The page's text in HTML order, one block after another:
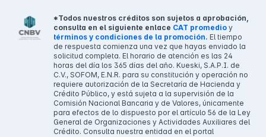
*Todos nuestros créditos son sujetos a aprobación,
consulta en el siguiente enlace CAT promedio y
términos y condiciones de la promoción. El tiempo
de respuesta comienza una vez que hayas enviado la
solicitud completa. El horario de atención es las 24
horas del día los 365 días del año. Kueski, S.A.P.I. de
C.V., SOFOM, E.N.R. para su constitución y operación no
requiere autorización de la Secretaría de Hacienda y
Crédito Público, y está sujeta a la supervisión de la
Comisión Nacional Bancaria y de Valores, únicamente
para efectos de lo dispuesto por el artículo 56 de la Ley
General de Organizaciones y Actividades Auxiliares del
Crédito. Consulta nuestra entidad en el portal